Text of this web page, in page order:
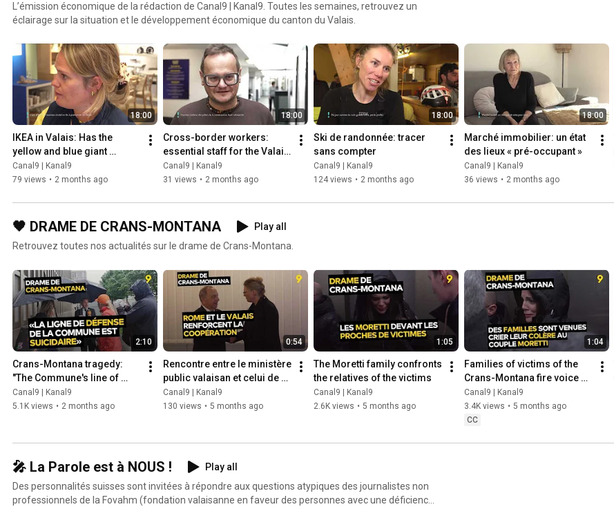
L’émission économique de la rédaction de Canal9 | Kanal9. Toutes les semaines, retrouvez un
éclairage sur la situation et le développement économique du canton du Valais.
18:00
IKEA in Valais: Has the
yellow and blue giant
rearranged the furniture
market?
Canal9 | Kanal9
79 views • 2 months ago
18:00
Cross-border workers:
essential staff for the Valais
economy
Canal9 | Kanal9
31 views • 2 months ago
18:00
Ski de randonnée: tracer
sans compter
Canal9 | Kanal9
124 views • 2 months ago
18:00
Marché immobilier: un état
des lieux « pré-occupant »
Canal9 | Kanal9
36 views • 2 months ago
🖤 DRAME DE CRANS-MONTANA
Play all
Retrouvez toutes nos actualités sur le drame de Crans-Montana.
2:10
Crans-Montana tragedy:
"The Commune's line of
defense is suicidal"
Canal9 | Kanal9
5.1K views • 2 months ago
0:54
Rencontre entre le ministère
public valaisan et celui de
Rome
Canal9 | Kanal9
130 views • 5 months ago
1:05
The Moretti family confronts
the relatives of the victims
Canal9 | Kanal9
2.6K views • 5 months ago
1:04
Families of victims of the
Crans-Montana fire voice
their anger
Canal9 | Kanal9
3.4K views • 5 months ago
CC
🎤 La Parole est à NOUS !
Play all
Des personnalités suisses sont invitées à répondre aux questions atypiques des journalistes non
professionnels de la Fovahm (fondation valaisanne en faveur des personnes avec une déficience